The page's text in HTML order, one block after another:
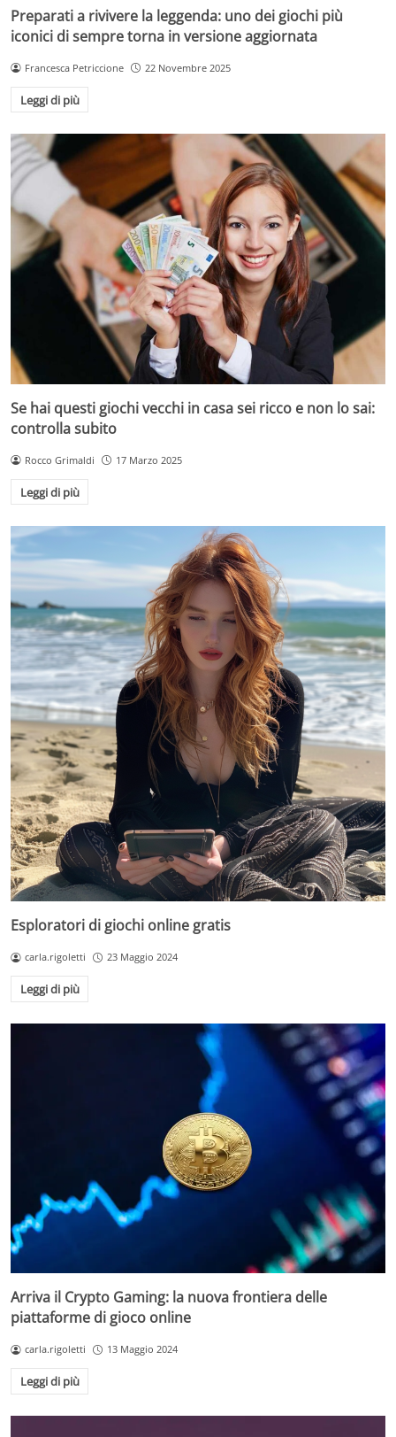
Preparati a rivivere la leggenda: uno dei giochi più
iconici di sempre torna in versione aggiornata
Francesca Petriccione 22 Novembre 2025
Leggi di più
Se hai questi giochi vecchi in casa sei ricco e non lo sai:
controlla subito
Rocco Grimaldi 17 Marzo 2025
Leggi di più
Esploratori di giochi online gratis
carla.rigoletti 23 Maggio 2024
Leggi di più
Arriva il Crypto Gaming: la nuova frontiera delle
piattaforme di gioco online
carla.rigoletti 13 Maggio 2024
Leggi di più